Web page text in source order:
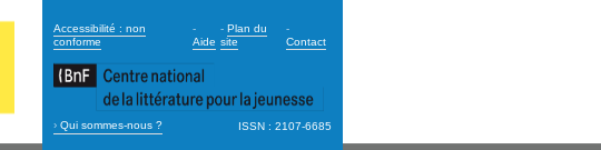
secondary_2
Accessibilité : non
conforme
-
Aide
-Plan du
site
-
Contact
Navigation
› Qui sommes-nous ? ISSN : 2107-6685